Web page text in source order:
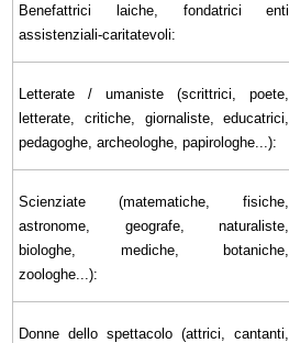
Benefattrici laiche, fondatrici enti
assistenziali-caritatevoli:
Letterate / umaniste (scrittrici, poete,
letterate, critiche, giornaliste, educatrici,
pedagoghe, archeologhe, papirologhe...):
Scienziate (matematiche, fisiche,
astronome, geografe, naturaliste,
biologhe, mediche, botaniche,
zoologhe...):
Donne dello spettacolo (attrici, cantanti,